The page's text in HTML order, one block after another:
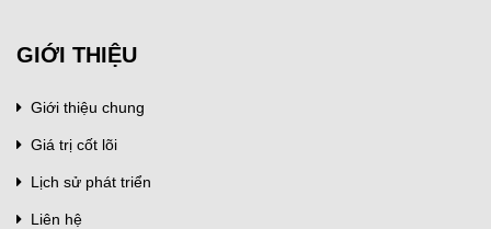
GIỚI THIỆU
Giới thiệu chung
Giá trị cốt lõi
Lịch sử phát triển
Liên hệ